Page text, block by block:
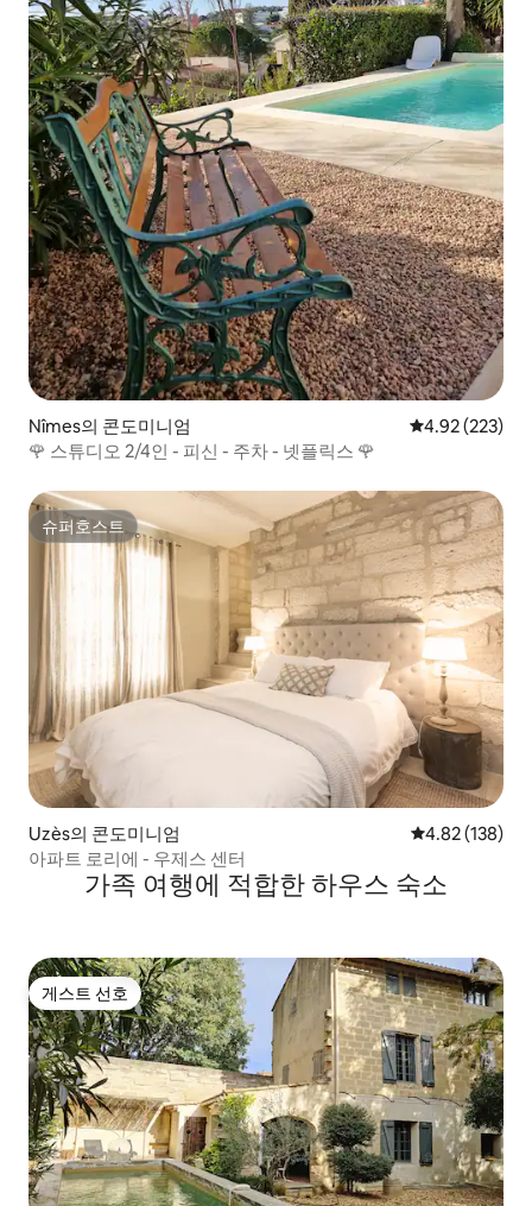
Nîmes의 콘도미니엄 평점 4.92점(5
4.92 (223)
🌹 스튜디오 2/4인 - 피신 - 주차 - 넷플릭스 🌹
슈퍼호스트
슈퍼호스트
Uzès의 콘도미니엄 평점 4.82점(5
4.82 (138)
아파트 로리에 - 우제스 센터
가족 여행에 적합한 하우스 숙소
게스트 선호
게스트 선호